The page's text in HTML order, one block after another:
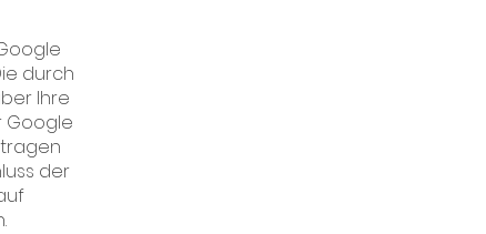
durch
Ihre
Google
der